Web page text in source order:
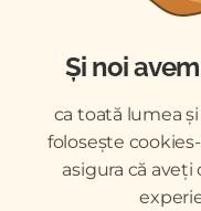
ȘTIINȚĂ ȘI
DESCĂRCĂRI
Și noi
ca toată lumea
folosește
asigura că aveți